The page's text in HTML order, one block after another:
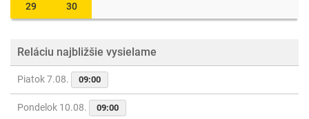
29 30
Reláciu najbližšie vysielame
Piatok 7.08. 09:00
Pondelok 10.08. 09:00